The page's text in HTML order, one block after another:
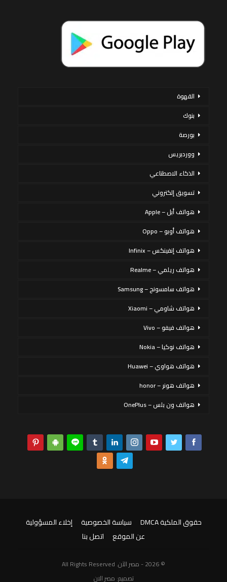
القهوة
بنوك
بورصة
ووردبريس
الذكاء الاصطناعي
تسويق إلكتروني
هواتف أبل – Apple
هواتف أوبو – Oppo
هواتف إنفينكس – Infinix
هواتف ريلمي – Realme
هواتف سامسونج – Samsung
هواتف شاومي – Xiaomi
هواتف فيفو – Vivo
هواتف نوكيا – Nokia
هواتف هواوي – Huawei
هواتف هونر – honor
هواتف ون بلس – OnePlus
حقوق الملكية DMCA سياسة الخصوصية
إخلاء المسؤولية
عن الموقع
اتصل بنا
© 2026 - مصر الآن. All Rights Reserved
تصميم: مصر الان